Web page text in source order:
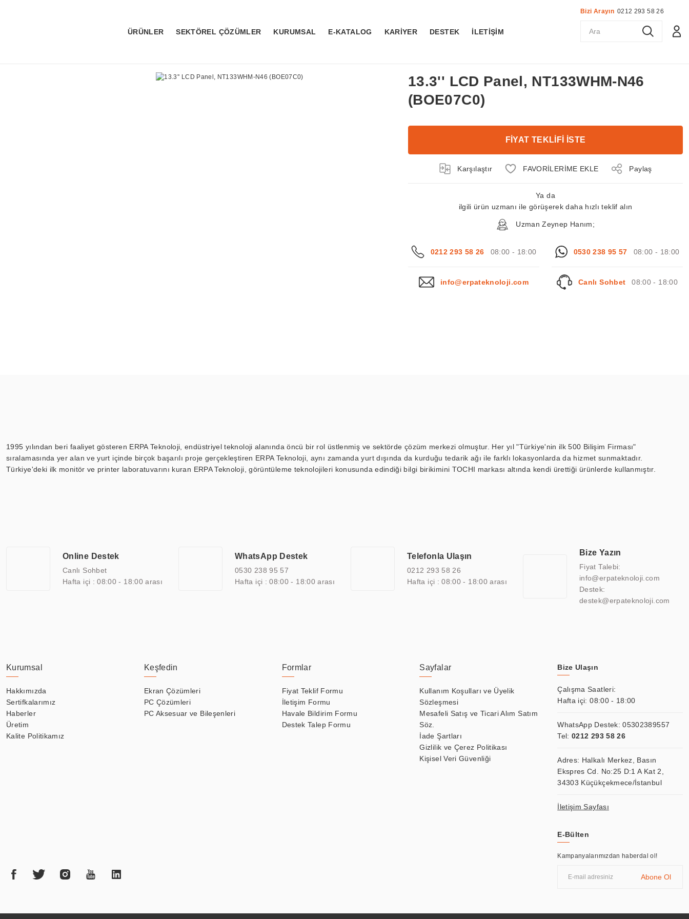
ÜRÜNLER SEKTÖREL ÇÖZÜMLER KURUMSAL E-KATALOG KARİYER DESTEK İLETİŞİM
Bizi Arayın 0212 293 58 26
13.3'' LCD Panel, NT133WHM-N46
(BOE07C0)
FİYAT TEKLİFİ İSTE
Karşılaştır Paylaş
Ya da
ilgili ürün uzmanı ile görüşerek daha hızlı teklif alın
Uzman Zeynep Hanım;
0212 293 58 26 08:00 - 18:00 0530 238 95 57 08:00 - 18:00
info@erpateknoloji.com Canlı Sohbet 08:00 - 18:00
1995 yılından beri faaliyet gösteren ERPA Teknoloji, endüstriyel teknoloji alanında öncü bir rol üstlenmiş ve sektörde çözüm merkezi olmuştur. Her yıl "Türkiye'nin ilk 500 Bilişim Firması"
sıralamasında yer alan ve yurt içinde birçok başarılı proje gerçekleştiren ERPA Teknoloji, aynı zamanda yurt dışında da kurduğu tedarik ağı ile farklı lokasyonlarda da hizmet sunmaktadır.
Türkiye'deki ilk monitör ve printer laboratuvarını kuran ERPA Teknoloji, görüntüleme teknolojileri konusunda edindiği bilgi birikimini TOCHI markası altında kendi ürettiği ürünlerde kullanmıştır.
arasında yer almaktadır. ERPA Teknoloji, uluslararası standartlarda kalite belgelerine ve sertifikalara sahip olup, etik değerlere bağlı bir şekilde hareket etmektedir. Kaliteli ekipmanı, uzman kadroları,
yılların getirdiği bilgi ve tecrübe ile birleştiren ERPA Teknoloji, özel çözümleri ile iş ortaklarının öne çıkmasına ve sürekli gelişimine katkı sağlamaktadır.
Online Destek
Canlı Sohbet
Hafta içi : 08:00 - 18:00 arası
WhatsApp Destek
0530 238 95 57
Hafta içi : 08:00 - 18:00 arası
Telefonla Ulaşın
0212 293 58 26
Hafta içi : 08:00 - 18:00 arası
Bize Yazın
Fiyat Talebi:
info@erpateknoloji.com
Destek:
destek@erpateknoloji.com
Kurumsal
Hakkımızda
Sertifkalarımız
Haberler
Üretim
Kalite Politikamız
Keşfedin
Ekran Çözümleri
PC Çözümleri
PC Aksesuar ve Bileşenleri
Formlar
Fiyat Teklif Formu
İletişim Formu
Havale Bildirim Formu
Destek Talep Formu
Sayfalar
Kullanım Koşulları ve Üyelik
Sözleşmesi
Mesafeli Satış ve Ticari Alım Satım
Söz.
İade Şartları
Gizlilik ve Çerez Politikası
Kişisel Veri Güvenliği
Bize Ulaşın
Çalışma Saatleri:
Hafta içi: 08:00 - 18:00
WhatsApp Destek:05302389557
Tel: 0212 293 58 26
Adres: Halkalı Merkez, Basın
Ekspres Cd. No:25 D:1 A Kat 2,
34303 Küçükçekmece/İstanbul
İletişim Sayfası
E-Bülten
Kampanyalarımızdan haberdal ol!
Abone Ol